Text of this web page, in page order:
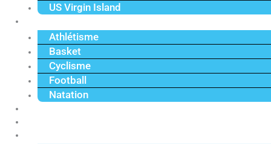
US Virgin Island
Athlétisme
Basket
Cyclisme
Football
Natation